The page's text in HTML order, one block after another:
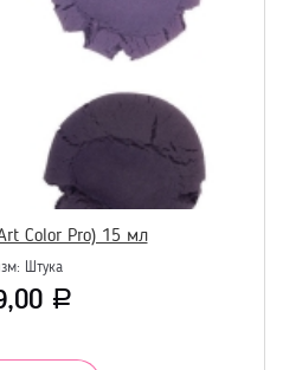
Color Pro) 15 мл
Штука
Р